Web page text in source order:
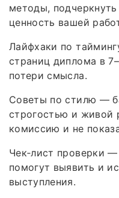
методы,
ценность вашей
Лайфхаки по
страниц диплома в
потери смысла.
Советы по стилю —
строгостью и живой
комиссию и не
Чек‑лист проверки
помогут выявить и
выступления.